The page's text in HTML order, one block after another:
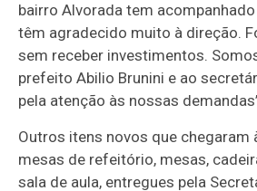
bairro Alvorada tem acompanhado
têm agradecido muito à direção.
sem receber investimentos.
prefeito Abilio Brunini e ao
pela atenção às nossas
Outros itens novos que chegaram
mesas de refeitório, mesas,
sala de aula, entregues pela